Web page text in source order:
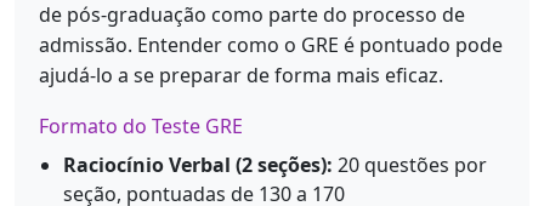
de pós-graduação como parte do processo de
admissão. Entender como o GRE é pontuado pode
ajudá-lo a se preparar de forma mais eficaz.
Formato do Teste GRE
Raciocínio Verbal (2 seções): 20 questões por
seção, pontuadas de 130 a 170